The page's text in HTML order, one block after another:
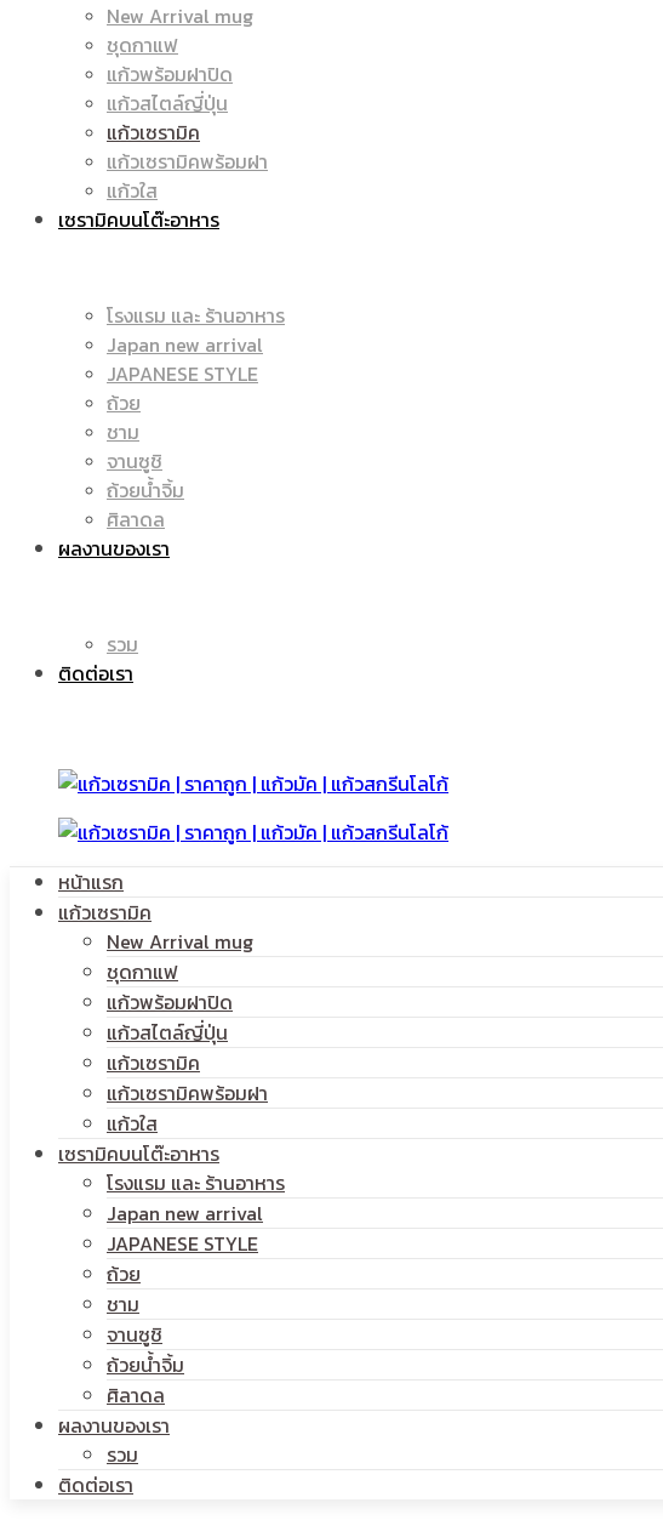
|
แก้ว
แก้ว
สกรีน
โลโก้
ราคา
แก้ว
|
แก้ว
สกรีน
โลโก้
New Arrival mug
ชุดกาแฟ
แก้วพร้อมฝาปิด
แก้วสไตล์ญี่ปุ่น
แก้วเซรามิค
แก้วเซรามิคพร้อมฝา
แก้วใส
เซรามิคบนโต๊ะอาหาร
โรงแรม และ ร้านอาหาร
Japan new arrival
JAPANESE STYLE
ถ้วย
ชาม
จานซูชิ
ถ้วยน้ำจิ้ม
ศิลาดล
ผลงานของเรา
รวม
ติดต่อเรา
หน้าแรก
แก้วเซรามิค
New Arrival mug
ชุดกาแฟ
แก้วพร้อมฝาปิด
แก้วสไตล์ญี่ปุ่น
แก้วเซรามิค
แก้วเซรามิคพร้อมฝา
แก้วใส
เซรามิคบนโต๊ะอาหาร
โรงแรม และ ร้านอาหาร
Japan new arrival
JAPANESE STYLE
ถ้วย
ชาม
จานซูชิ
ถ้วยน้ำจิ้ม
ศิลาดล
ผลงานของเรา
รวม
ติดต่อเรา